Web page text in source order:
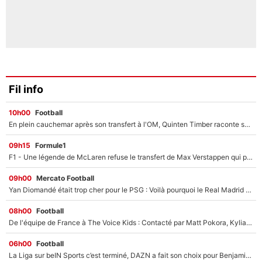
Fil info
10h00 Football
En plein cauchemar après son transfert à l'OM, Quinten Timber raconte ses doutes après sa signature à Marseille
09h15 Formule1
F1 - Une légende de McLaren refuse le transfert de Max Verstappen qui pourrait «faire des vagues» et plomber l'ambiance dans l'équipe
09h00 Mercato Football
Yan Diomandé était trop cher pour le PSG : Voilà pourquoi le Real Madrid a accepté de payer la somme record de 140M€ pour boucler son transfert !
08h00 Football
De l'équipe de France à The Voice Kids : Contacté par Matt Pokora, Kylian Mbappé a accepté de jouer un rôle inédit sur TF1 !
06h00 Football
La Liga sur beIN Sports c’est terminé, DAZN a fait son choix pour Benjamin Da Silva et Omar Da Fonseca !